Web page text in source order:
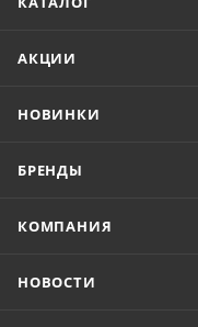
АКЦИИ
НОВИНКИ
БРЕНДЫ
КОМПАНИЯ
НОВОСТИ